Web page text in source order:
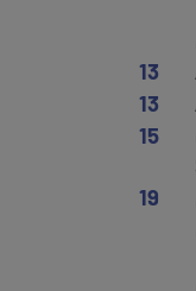
13
13
15
19